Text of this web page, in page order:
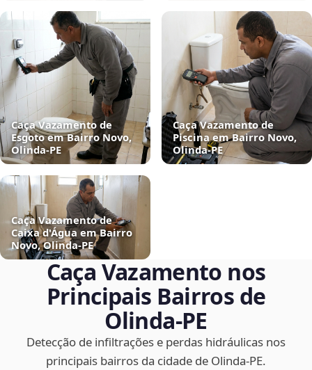
Caça Vazamento de
Esgoto em Bairro Novo,
Olinda‑PE
Caça Vazamento de
Piscina em Bairro Novo,
Olinda‑PE
Caça Vazamento de
Caixa d'Água em Bairro
Novo, Olinda‑PE
Caça Vazamento nos
Principais Bairros de
Olinda‑PE
Detecção de infiltrações e perdas hidráulicas nos
principais bairros da cidade de Olinda‑PE.